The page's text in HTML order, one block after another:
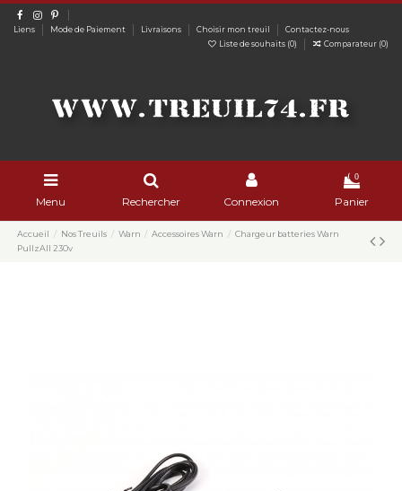
Liens Mode de Paiement Livraisons Choisir mon treuil
Contactez-nous
Liste de souhaits (0) Comparateur (0)
Menu Rechercher Connexion
0
Panier
Accueil Nos Treuils Warn Accessoires Warn
Chargeur batteries Warn
PullzAll 230v